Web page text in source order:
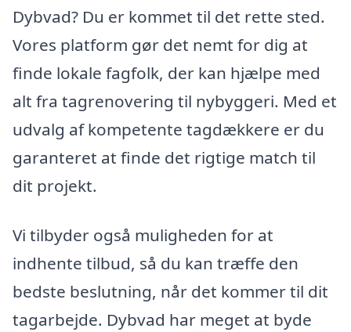
Dybvad? Du er kommet til det rette sted.
Vores platform gør det nemt for dig at
finde lokale fagfolk, der kan hjælpe med
alt fra tagrenovering til nybyggeri. Med et
udvalg af kompetente tagdækkere er du
garanteret at finde det rigtige match til
dit projekt.
Vi tilbyder også muligheden for at
indhente tilbud, så du kan træffe den
bedste beslutning, når det kommer til dit
tagarbejde. Dybvad har meget at byde